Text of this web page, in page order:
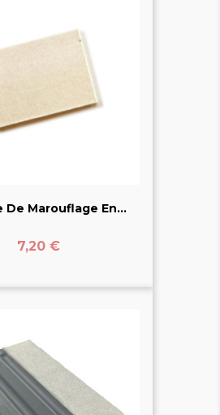
De Marouflage En...
Prix
7,20 €